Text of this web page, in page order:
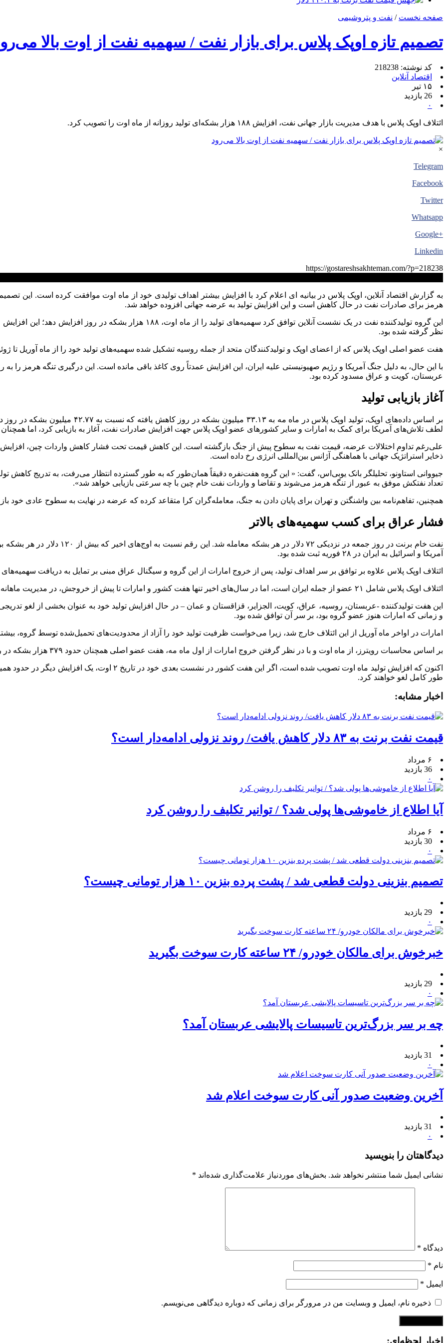
صفحه نخست / نفت و پتروشیمی
تصمیم تازه اوپک پلاس برای بازار نفت / سهمیه نفت از اوت بالا
کد نوشته: 218238
اقتصاد آنلاین
۱۵ تیر
26 بازدید
۰
ائتلاف اوپک پلاس با هدف مدیریت بازار جهانی نفت، افزایش ۱۸۸ هزار بشکه‌ای تولید روزانه از ماه اوت را تصویب کرد.
×
Telegram
Facebook
Twitter
Whatsapp
+Google
Linkedin
https://gostareshsakhteman.com/?p=218238
به گزارش اقتصاد آنلاین، اوپک پلاس در بیانیه ای اعلام کرد با افزایش بیشتر اهداف تولیدی خود از ماه اوت موافقت کرده است. این
هرمز برای صادرات نفت در حال کاهش است و این افزایش تولید به عرضه جهانی افزوده خواهد شد.
این گروه تولیدکننده نفت در یک نشست آنلاین توافق کرد سهمیه‌های تولید را
نظر گرفته شده بود.
هفت عضو اصلی اوپک پلاس که از اعضای اوپک و تولیدکنندگان متحد از جمله روسیه تشکیل شده سهمیه‌های تولید خود را از ماه آوریل تا ژوئیه نزدیک به ۸۰۰ هزار بشکه در روز
با این حال، به دلیل جنگ آمریکا و رژیم صهیونیستی علیه ایران، این افزایش عمدتاً روی کاغذ باقی مانده است. این درگیری تنگه هرمز
عربستان، کویت و عراق مسدود کرده بود.
آغاز بازیابی تولید
بر اساس داده‌های اوپک، تولید اوپک پلاس در
لطف تلاش‌های آمریکا برای کمک به امارات و سایر کشورهای عضو اوپک پلاس جهت افزایش صادرات نفت، آغاز به بازیابی کرد، اما همچنان
علی‌رغم تداوم اختلالات عرضه، قیمت نفت به سطوح پیش از جنگ بازگشته است. این کاهش قیمت تحت فشار کاهش واردات چین، افزایش
ذخایر استراتژیک جهانی با هماهنگی آژانس بین‌المللی انرژی رخ داده است.
جیووانی استاونو، تحلیلگر بانک یوبی‌اس، گفت: « این گروه هفت‌نفره دقیقاً همان‌طور که به طور گسترده انتظار می‌رفت، به تدریج کاهش‌
تعداد نفتکش موفق به عبور از تنگه هرمز می‌شوند و تقاضا و واردات نفت خام چین با چه سرعتی بازیابی خواهد شد».
همچنین، تفاهم‌نامه‌ بین واشنگتن و تهران برای پایان دادن به جنگ، معامله‌گران کرا متقاعد کرده که عرضه در نهایت به سطوح عادی خود
فشار عراق برای کسب سهمیه‌های بالاتر
نفت خام برنت در روز جمعه در نزدیکی
آمریکا و اسرائیل به ایران در ۲۸ فوریه ثبت شده بود.
ائتلاف اوپک پلاس علاوه بر توافق بر سر اهداف تولید، پس از خروج امارات از این گروه و سیگنال عراق مبنی بر تمایل به دریافت
ائتلاف اوپک پلاس شامل ۲۱ عضو از جمله ایران است، اما در سال‌های اخیر تنها هفت کشور و امارات تا پیش از خروجش، در مدیریت ماهانه تولید مشارکت داشته‌اند.
و زمانی که امارات هنوز عضو گروه بود، بر سر آن توافق شده بود.
امارات در اواخر ماه آوریل از این ائتلاف خارج شد، زیرا می‌خواست ظرفیت تولید خود را آزاد از محدودیت‌های تحمیل‌شده توسط گروه،
بر اساس محاسبات رویترز، از ماه اوت و با در نظر گرفتن خروج امارات از اول ماه مه، هفت عضو اصلی همچنان حدود ۳۷۹ هزار بشکه در روز از کاهش تولید اولیه را برای بازگرداندن به بازار اجرایی می‌کنند.
طور کامل لغو خواهند کرد.
اخبار مشابه:
قیمت نفت برنت به ۸۳ دلار کاهش یافت/ روند نزولی ادامه‌دار است؟
۶ مرداد
36 بازدید
۰
آیا اطلاع از خاموشی‌ها پولی شد؟ / توانیر تکلیف را روشن کرد
۶ مرداد
30 بازدید
۰
تصمیم بنزینی دولت قطعی شد / پشت پرده بنزین ۱۰ هزار تومانی چیست؟
29 بازدید
۰
خبرخوش برای مالکان خودرو/ ۲۴ ساعته کارت سوخت بگیرید
29 بازدید
۰
چه بر سر بزرگ‌ترین تاسیسات پالایشی عربستان آمد؟
31 بازدید
۰
آخرین وضعیت صدور آنی کارت سوخت اعلام شد
31 بازدید
۰
دیدگاهتان را بنویسید
نشانی ایمیل شما منتشر نخواهد شد. بخش‌های موردنیاز علامت‌گذاری شده‌اند *
دیدگاه *
نام *
ایمیل *
ذخیره نام، ایمیل و وبسایت من در مرورگر برای زمانی که دوباره دیدگاهی می‌نویسم.
اخبار لحظه‌ای: